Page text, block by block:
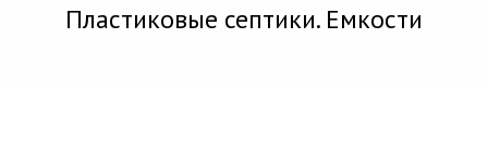
Пластиковые септики. Емкости